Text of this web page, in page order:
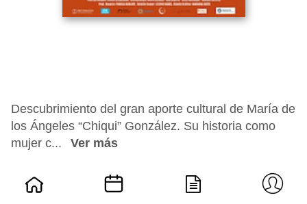
Descubrimiento del gran aporte cultural de María de
los Ángeles “Chiqui” González. Su historia como
mujer c...
Ver más